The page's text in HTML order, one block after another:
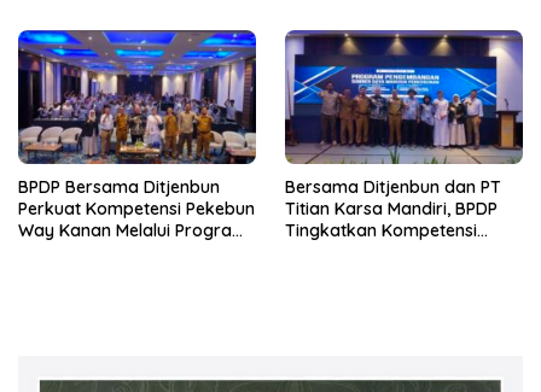
BPDP Bersama Ditjenbun
Perkuat Kompetensi Pekebun
Way Kanan Melalui Program
Bersama Ditjenbun dan PT
Titian Karsa Mandiri, BPDP
Tingkatkan Kompetensi